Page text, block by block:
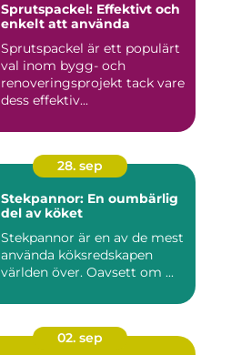
Sprutspackel: Effektivt och
enkelt att använda
Sprutspackel är ett populärt
val inom bygg- och
renoveringsprojekt tack vare
dess effektiv...
28. sep
Stekpannor: En oumbärlig
del av köket
Stekpannor är en av de mest
använda köksredskapen
världen över. Oavsett om ...
02. sep